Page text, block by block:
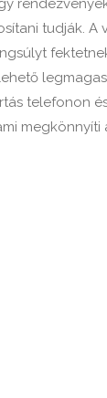
tudják. A
telefonon